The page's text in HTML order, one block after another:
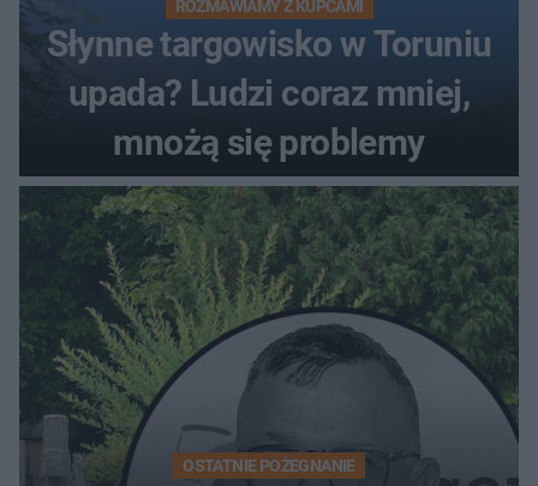
ROZMAWIAMY Z KUPCAMI
Słynne targowisko w Toruniu
upada? Ludzi coraz mniej,
mnożą się problemy
OSTATNIE POŻEGNANIE